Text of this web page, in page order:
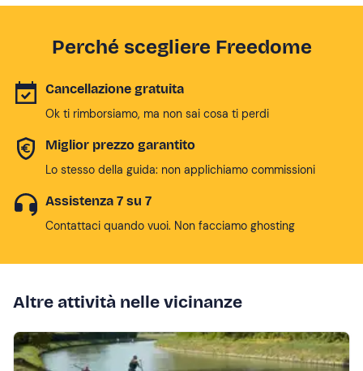
Perché scegliere Freedome
Cancellazione gratuita
Ok ti rimborsiamo, ma non sai cosa ti perdi
Miglior prezzo garantito
Lo stesso della guida: non applichiamo commissioni
Assistenza 7 su 7
Contattaci quando vuoi. Non facciamo ghosting
Altre attività nelle vicinanze